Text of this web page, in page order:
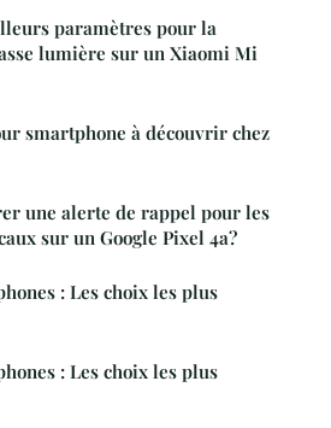
paramètres pour la
lumière sur un Xiaomi Mi
smartphone à découvrir chez
une alerte de rappel pour les
sur un Google Pixel 4a?
: Les choix les plus
: Les choix les plus